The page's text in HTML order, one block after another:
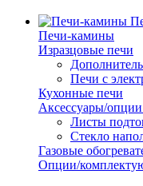
Печи-камины
Изразцовые печи
Печи с
Кухонные печи
Аксессуары/
Листы
Стекло
Газовые
Опции/